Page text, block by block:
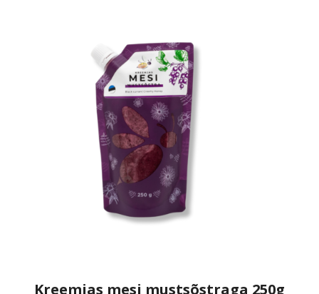
Kreemjas mesi mustsõstraga 250g